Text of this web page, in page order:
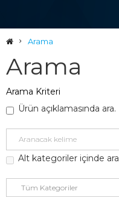
Arama
Arama
Arama Kriteri
Ürün açıklamasında ara.
Alt kategoriler içinde ara